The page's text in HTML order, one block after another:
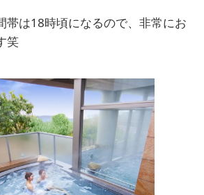
帯は18時頃になるので、非常にお
笑